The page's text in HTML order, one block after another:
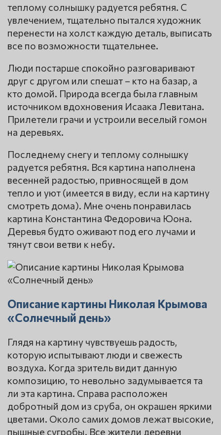
теплому солнышку радуется ребятня. С
увлечением, тщательно пытался художник
перенести на холст каждую деталь, выписать
все по возможности тщательнее.
Люди постарше спокойно разговаривают
друг с другом или спешат – кто на базар, а
кто домой. Природа всегда была главным
источником вдохновения Исаака Левитана.
Прилетели грачи и устроили веселый гомон
на деревьях.
Последнему снегу и теплому солнышку
радуется ребятня. Вся картина наполнена
весенней радостью, привносящей в дом
тепло и уют (имеется в виду, если на картину
смотреть дома). Мне очень понравилась
картина Константина Федоровича Юона.
Деревья будто оживают под его лучами и
тянут свои ветви к небу.
Описание картины Николая Крымова
«Солнечный день»
Глядя на картину чувствуешь радость,
которую испытывают люди и свежесть
воздуха. Когда зритель видит данную
композицию, то невольно задумывается та
ли эта картина. Справа расположен
добротный дом из сруба, он окрашен яркими
цветами. Около самих домов лежат высокие,
пышные сугробы. Все жители деревни